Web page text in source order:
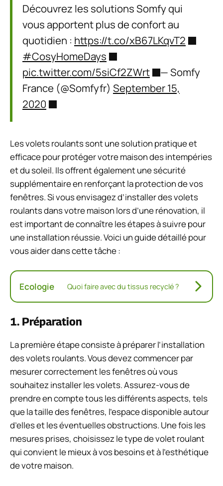
Découvrez les solutions Somfy qui
vous apportent plus de confort au
quotidien : https://t.co/xB67LKqvT2
#CosyHomeDays
pic.twitter.com/5siCf2ZWrt
— Somfy
France (@Somfyfr) September 15,
2020
Les volets roulants sont une solution pratique et
efficace pour protéger votre maison des intempéries
et du soleil. Ils offrent également une sécurité
supplémentaire en renforçant la protection de vos
fenêtres. Si vous envisagez d’installer des volets
roulants dans votre maison lors d’une rénovation, il
est important de connaître les étapes à suivre pour
une installation réussie. Voici un guide détaillé pour
vous aider dans cette tâche :
Ecologie Quoi faire avec du tissus recyclé ?
1. Préparation
La première étape consiste à préparer l’installation
des volets roulants. Vous devez commencer par
mesurer correctement les fenêtres où vous
souhaitez installer les volets. Assurez-vous de
prendre en compte tous les différents aspects, tels
que la taille des fenêtres, l’espace disponible autour
d’elles et les éventuelles obstructions. Une fois les
mesures prises, choisissez le type de volet roulant
qui convient le mieux à vos besoins et à l’esthétique
de votre maison.